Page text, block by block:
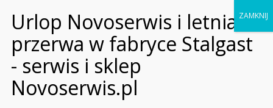
0
LISTA ŻYCZEŃ